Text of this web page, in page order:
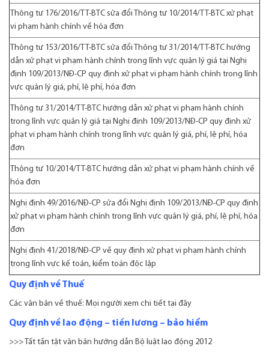
Thông tư 176/2016/TT-BTC sửa đổi Thông tư 10/2014/TT-BTC xử phạt
vi phạm hành chính về hóa đơn
Thông tư 153/2016/TT-BTC sửa đổi Thông tư 31/2014/TT-BTC hướng
dẫn xử phạt vi phạm hành chính trong lĩnh vực quản lý giá tại Nghị
định 109/2013/NĐ-CP quy định xử phạt vi phạm hành chính trong lĩnh
vực quản lý giá, phí, lệ phí, hóa đơn
Thông tư 31/2014/TT-BTC hướng dẫn xử phạt vi phạm hành chính
trong lĩnh vực quản lý giá tại Nghị định 109/2013/NĐ-CP quy định xử
phạt vi phạm hành chính trong lĩnh vực quản lý giá, phí, lệ phí, hóa
đơn
Thông tư 10/2014/TT-BTC hướng dẫn xử phạt vi phạm hành chính về
hóa đơn
Nghị định 49/2016/NĐ-CP sửa đổi Nghị định 109/2013/NĐ-CP quy định
xử phạt vi phạm hành chính trong lĩnh vực quản lý giá, phí, lệ phí, hóa
đơn
Nghị định 41/2018/NĐ-CP về quy định xử phạt vi phạm hành chính
trong lĩnh vực kế toán, kiểm toán độc lập
Quy định về Thuế
Các văn bản về thuế: Mọi người xem chi tiết tại đây
Quy định về lao động – tiền lương – bảo hiểm
>>> Tất tần tật văn bản hướng dẫn Bộ luật lao động 2012